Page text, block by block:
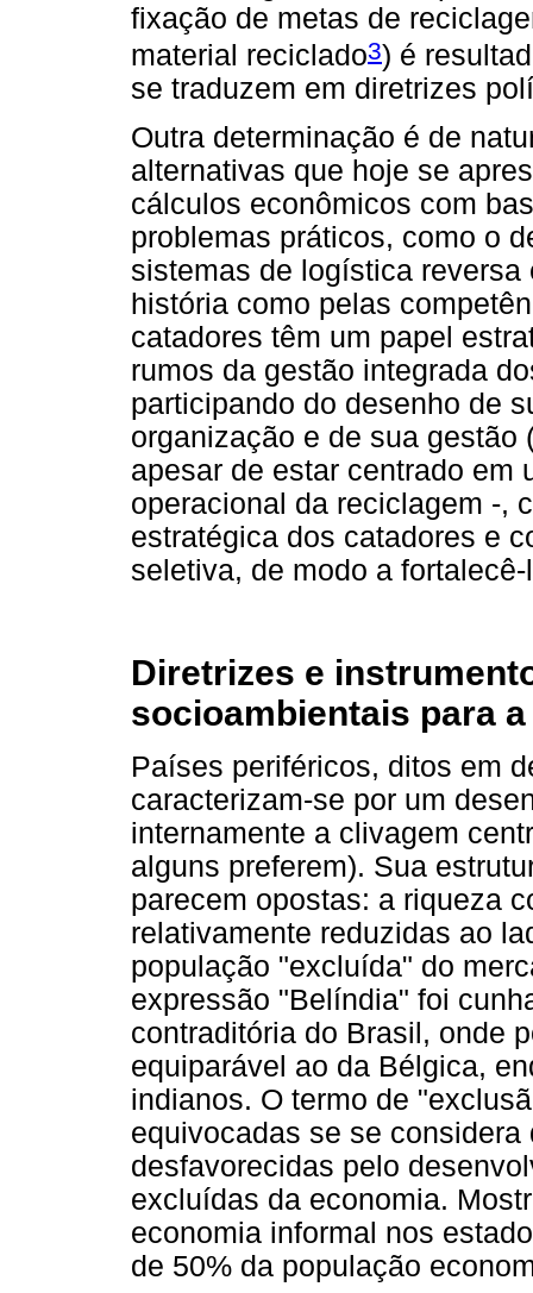
fixação de metas de
material reciclado3) é
se traduzem em diretrizes
Outra determinação é de
alternativas que hoje se
cálculos econômicos com
problemas práticos, como o
sistemas de logística
história como pelas
catadores têm um papel
rumos da gestão integrada
participando do desenho de
organização e de sua gestão
apesar de estar centrado em
operacional da reciclagem -,
estratégica dos catadores e
seletiva, de modo a
Diretrizes e
socioambientais para
Países periféricos, ditos em
caracterizam-se por um
internamente a clivagem
alguns preferem). Sua
parecem opostas: a riqueza
relativamente reduzidas ao
população "excluída" do
expressão "Belíndia" foi
contraditória do Brasil, onde
equiparável ao da Bélgica,
indianos. O termo de
equivocadas se se
desfavorecidas pelo
excluídas da economia.
economia informal nos
de 50% da população